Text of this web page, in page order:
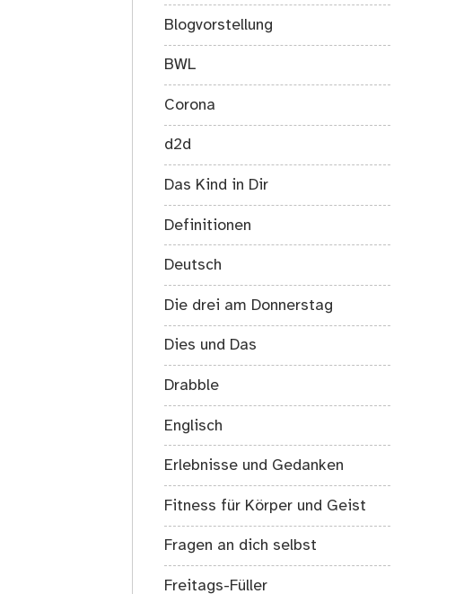
Blogvorstellung
BWL
Corona
d2d
Das Kind in Dir
Definitionen
Deutsch
Die drei am Donnerstag
Dies und Das
Drabble
Englisch
Erlebnisse und Gedanken
Fitness für Körper und Geist
Fragen an dich selbst
Freitags-Füller